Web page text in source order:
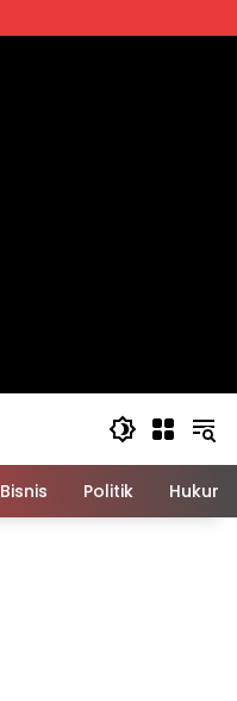
Bisnis Politik Hukum